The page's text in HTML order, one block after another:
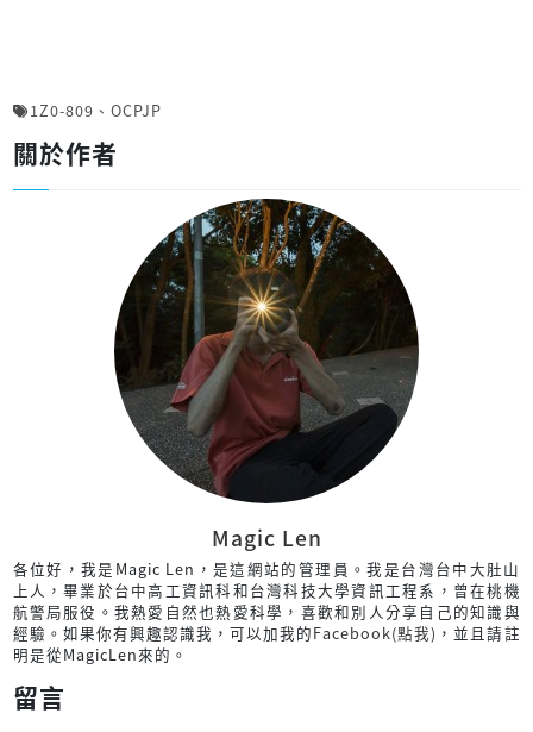
1Z0-809 、 OCPJP
關於作者
Magic Len
各位好，我是Magic Len，是這網站的管理員。我是台灣台中大肚山
上人，畢業於台中高工資訊科和台灣科技大學資訊工程系，曾在桃機
航警局服役。我熱愛自然也熱愛科學，喜歡和別人分享自己的知識與
經驗。如果你有興趣認識我，可以加我的Facebook(點我) ，並且請註
明是從MagicLen來的。
留言